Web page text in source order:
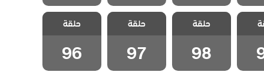
مسلسل اخوتي
4 مدبلج الحلقة
98
حلقة
98
مسلسل اخوتي
4 مدبلج الحلقة
97
حلقة
97
مسلسل اخوتي
4 مدبلج الحلقة
96
حلقة
96